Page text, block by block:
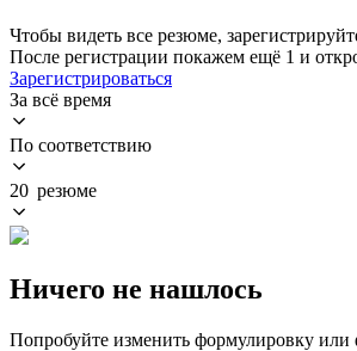
Чтобы видеть все резюме,
После регистрации покажем ещё 1 и
Зарегистрироваться
За всё время
По соответствию
20 резюме
Ничего не нашлось
Попробуйте изменить формулировку или